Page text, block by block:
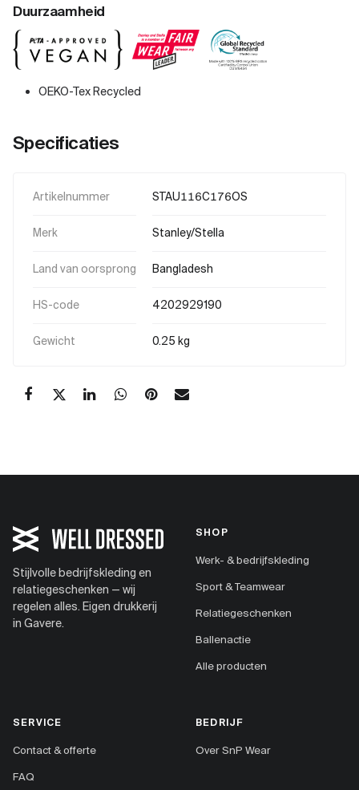
Duurzaamheid
OEKO-Tex Recycled
Specificaties
Artikelnummer STAU116C176OS
Merk Stanley/Stella
Land van oorsprong Bangladesh
HS-code 4202929190
Gewicht 0.25 kg
Stijlvolle bedrijfskleding en
relatiegeschenken — wij
regelen alles. Eigen drukkerij
in Gavere.
SHOP
Werk- & bedrijfskleding
Sport & Teamwear
Relatiegeschenken
Ballenactie
Alle producten
SERVICE
Contact & offerte
FAQ
BEDRIJF
Over SnP Wear